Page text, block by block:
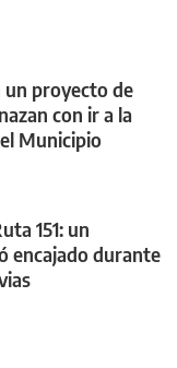
un proyecto de
con ir a la
Municipio
151: un
encajado durante